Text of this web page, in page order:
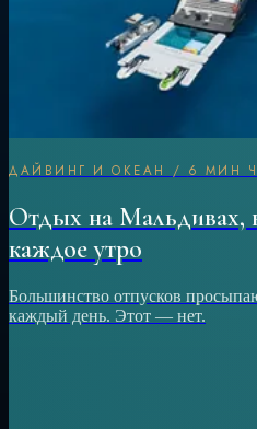
ДАЙВИНГ И ОКЕАН / 6 МИН
Отдых на Мальдивах,
каждое утро
Большинство отпусков
каждый день. Этот — нет.